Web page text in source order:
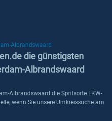
Albrandswaard
die günstigsten
Albrandswaard
Albrandswaard die Spritsorte LKW-
wenn Sie unsere Umkreissuche am